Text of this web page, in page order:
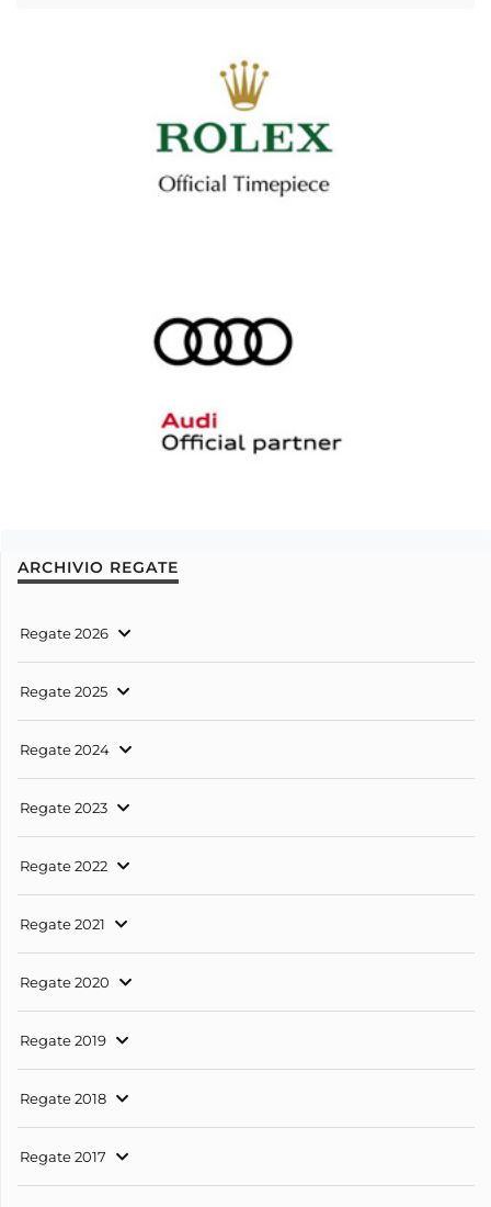
ARCHIVIO REGATE
Regate 2026
Regate 2025
Regate 2024
Regate 2023
Regate 2022
Regate 2021
Regate 2020
Regate 2019
Regate 2018
Regate 2017